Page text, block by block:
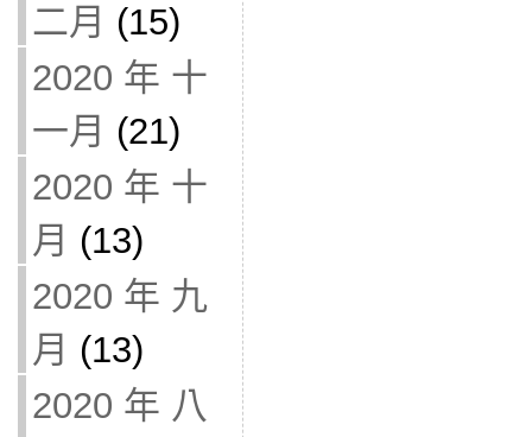
二月 (15)
2020 年 十
一月 (21)
2020 年 十
月 (13)
2020 年 九
月 (13)
2020 年 八